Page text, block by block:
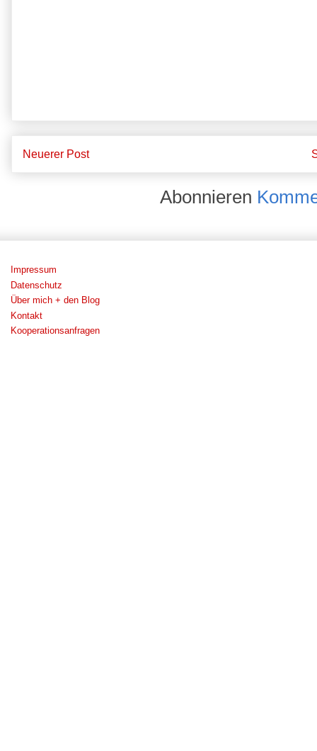
Neuerer Post
Abonnieren
Impressum
Datenschutz
Über mich + den Blog
Kontakt
Kooperationsanfragen